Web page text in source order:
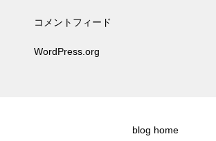
コメントフィード
WordPress.org
blog home